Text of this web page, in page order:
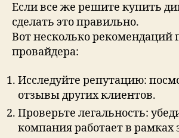
Если все же решите купить
сделать это правильно.
Вот несколько рекомендаций
провайдера:
Исследуйте репутацию:
отзывы других клиентов.
Проверьте легальность:
компания работает в рамках